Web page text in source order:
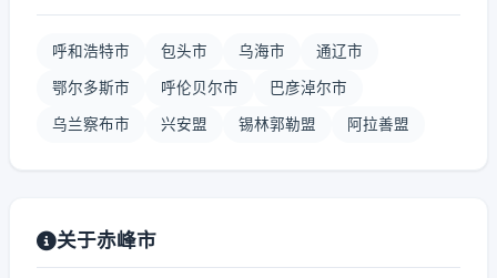
呼和浩特市 包头市 乌海市 通辽市
鄂尔多斯市 呼伦贝尔市 巴彦淖尔市
乌兰察布市 兴安盟 锡林郭勒盟 阿拉善盟
关于赤峰市